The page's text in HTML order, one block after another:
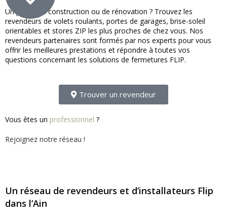
Un projet de construction ou de rénovation ? Trouvez les
revendeurs de volets roulants, portes de garages, brise-soleil
orientables et stores ZIP les plus proches de chez vous. Nos
revendeurs partenaires sont formés par nos experts pour vous
offrir les meilleures prestations et répondre à toutes vos
questions concernant les solutions de fermetures FLIP.
Trouver un revendeur
Vous êtes un professionnel ?
Rejoignez notre réseau !
Un réseau de revendeurs et d’installateurs Flip
dans l’Ain